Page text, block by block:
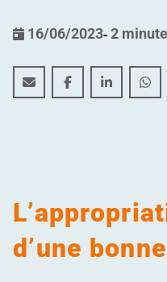
16/06/2023-2
International Team
International
d’une